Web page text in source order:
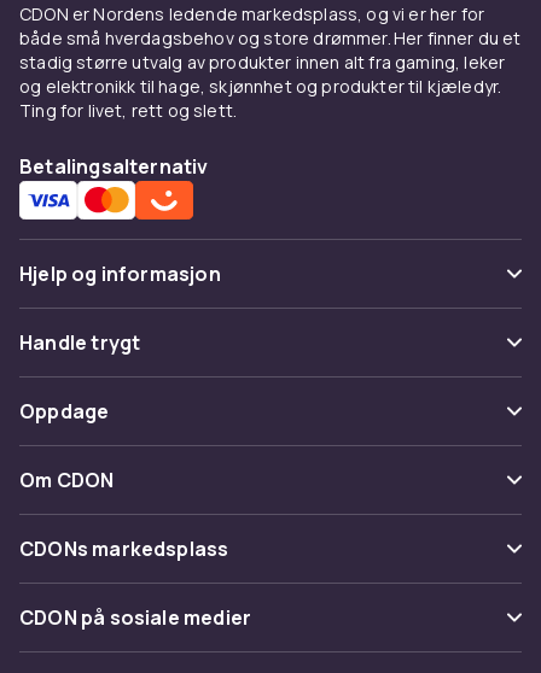
CDON er Nordens ledende markedsplass, og vi er her for
både små hverdagsbehov og store drømmer. Her finner du et
stadig større utvalg av produkter innen alt fra gaming, leker
og elektronikk til hage, skjønnhet og produkter til kjæledyr.
Ting for livet, rett og slett.
Betalingsalternativ
Hjelp og informasjon
Vanlige spørsmål
Spor pakke
Angre & returner her
Kontakt oss
Handle trygt
Betaling
Levering
Tilbakekallinger
Oppdage
Kategorier
Varemerker
Om CDON
Om oss
Kundeanmeldelser
Jobbe på CDON
CDONs markedsplass
Merchant Help Center
CDON på sosiale medier